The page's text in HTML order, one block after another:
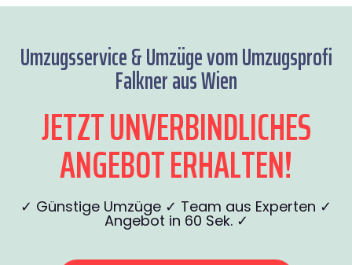
Umzugsservice & Umzüge vom Umzugsprofi
Falkner aus Wien
JETZT UNVERBINDLICHES
ANGEBOT ERHALTEN!
✓ Günstige Umzüge ✓ Team aus Experten ✓
Angebot in 60 Sek. ✓